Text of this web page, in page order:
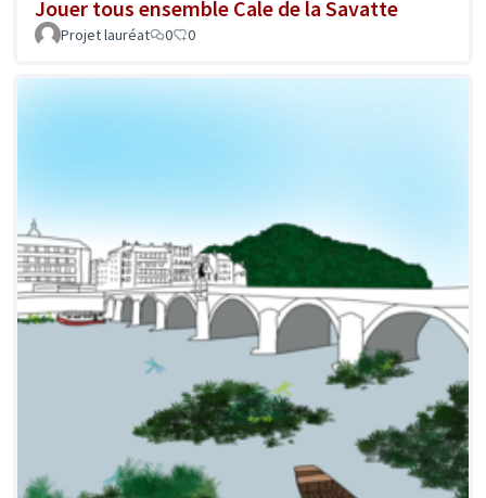
Jouer tous ensemble Cale de la Savatte
Projet lauréat 0 0